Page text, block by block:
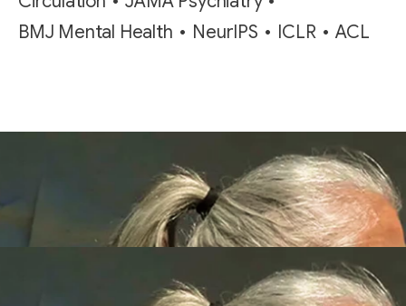
BMJ Mental Health
NeurIPS ICLR ACL